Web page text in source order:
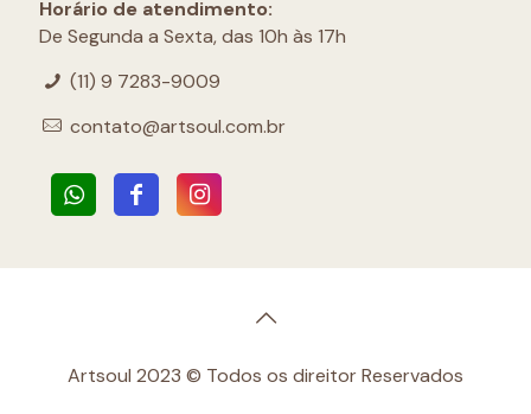
Horário de atendimento:
De Segunda a Sexta, das 10h às 17h
(11) 9 7283-9009
contato@artsoul.com.br
Artsoul 2023 © Todos os direitor Reservados